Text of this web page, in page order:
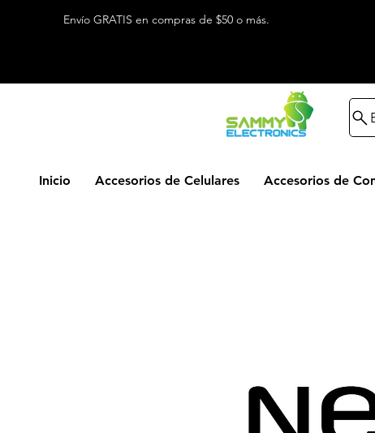
Envío GRATIS en compras de $50 o más.
Inicio Accesorios de Celulares Accesorios de